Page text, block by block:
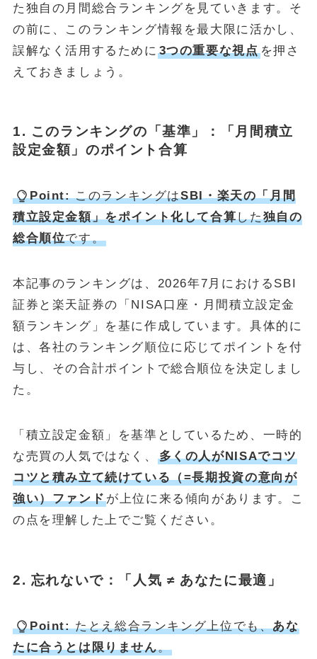
た独自の月間総合ランキングを見ていきます。そ
の前に、このランキング情報を最大限に活かし、
誤解なく活用するために 3つの重要な視点を押さ
えておきましょう。
1. このランキングの「基準」：「月間積立
設定金額」のポイント合算
Point:このランキングはSBI・楽天の「月間
積立設定金額」をポイント化して合算した独自の
総合順位です。
本記事のランキングは、2026年7月におけるSBI
証券と楽天証券の「NISA口座・月間積立設定金
額ランキング」を基に作成しています。具体的に
は、各社のランキング順位に応じてポイントを付
与し、その合計ポイントで総合順位を決定しまし
た。
「積立設定金額」を基準としているため、一時的
な売買の人気ではなく、
多くの人がNISAでコツ
コツと積み立て続けている（=長期投資の意向が
強い）ファンドが上位に来る傾向があります。こ
の点を理解した上でご覧ください。
2. 忘れないで：「人気 ≠ あなたに最適」
Point:たとえ総合ランキング上位でも、あな
たに合うとは限りません。